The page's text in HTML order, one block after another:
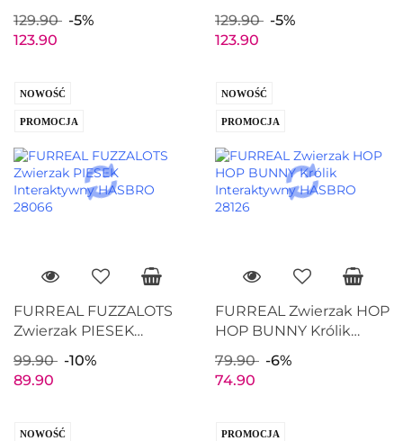
Uwielbia Chodzić
Interaktywny HASBRO
129.90
-5%
123.90
HASBRO 28106
129.90
-5%
123.90
NOWOŚĆ
PROMOCJA
FURREAL FUZZALOTS
Zwierzak PIESEK
28066
99.90
-10%
89.90
NOWOŚĆ
PROMOCJA
FURREAL Zwierzak HOP
HOP BUNNY Królik
28126
79.90
-6%
74.90
NOWOŚĆ PROMOCJA